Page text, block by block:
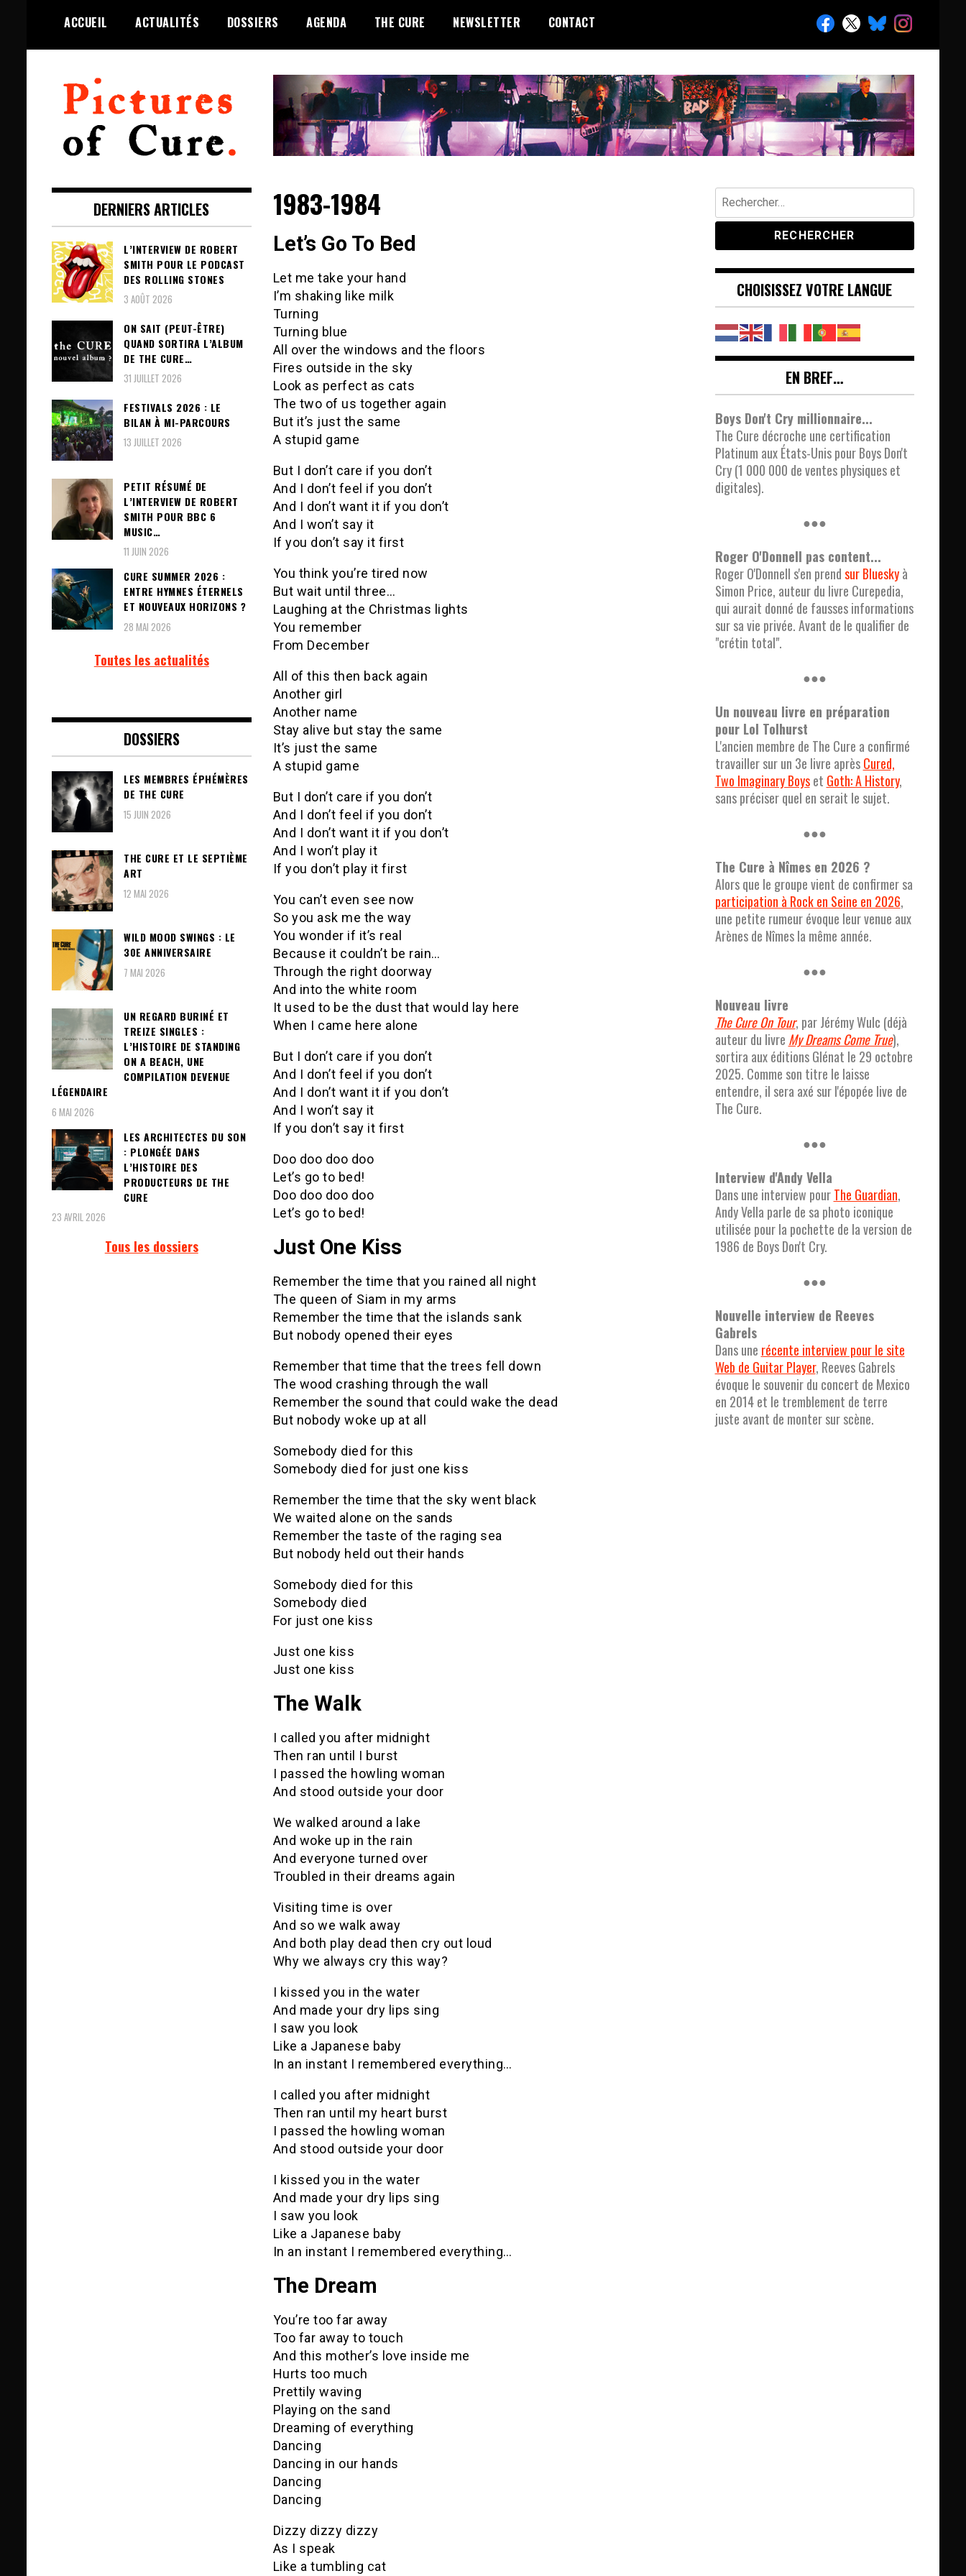
ACCUEIL ACTUALITÉS DOSSIERS AGENDA THE CURE NEWSLETTER CONTACT
Pictures of Cure
2001
1983-1984
Let’s Go To Bed
Let me take your hand
I’m shaking like milk
Turning
Turning blue
All over the windows and the floors
Fires outside in the sky
Look as perfect as cats
The two of us together again
But it’s just the same
A stupid game
But I don’t care if you don’t
And I don’t feel if you don’t
And I don’t want it if you don’t
And I won’t say it
If you don’t say it first
You think you’re tired now
But wait until three…
Laughing at the Christmas lights
You remember
From December
All of this then back again
Another girl
Another name
Stay alive but stay the same
It’s just the same
A stupid game
But I don’t care if you don’t
And I don’t feel if you don’t
And I don’t want it if you don’t
And I won’t play it
If you don’t play it first
You can’t even see now
So you ask me the way
You wonder if it’s real
Because it couldn’t be rain…
Through the right doorway
And into the white room
It used to be the dust that would lay here
When I came here alone
But I don’t care if you don’t
And I don’t feel if you don’t
And I don’t want it if you don’t
And I won’t say it
If you don’t say it first
Doo doo doo doo
Let’s go to bed!
Doo doo doo doo
Let’s go to bed!
Just One Kiss
Remember the time that you rained all night
The queen of Siam in my arms
Remember the time that the islands sank
But nobody opened their eyes
Remember that time that the trees fell down
The wood crashing through the wall
Remember the sound that could wake the dead
But nobody woke up at all
Somebody died for this
Somebody died for just one kiss
Remember the time that the sky went black
We waited alone on the sands
Remember the taste of the raging sea
But nobody held out their hands
Somebody died for this
Somebody died
For just one kiss
Just one kiss
Just one kiss
The Walk
I called you after midnight
Then ran until I burst
I passed the howling woman
And stood outside your door
We walked around a lake
And woke up in the rain
And everyone turned over
Troubled in their dreams again
Visiting time is over
And so we walk away
And both play dead then cry out loud
Why we always cry this way?
I kissed you in the water
And made your dry lips sing
I saw you look
Like a Japanese baby
In an instant I remembered everything…
I called you after midnight
Then ran until my heart burst
I passed the howling woman
And stood outside your door
I kissed you in the water
And made your dry lips sing
I saw you look
Like a Japanese baby
In an instant I remembered everything…
The Dream
You’re too far away
Too far away to touch
And this mother’s love inside me
Hurts too much
Prettily waving
Playing on the sand
Dreaming of everything
Dancing
Dancing in our hands
Dancing
Dancing
Dizzy dizzy dizzy
As I speak
Like a tumbling cat
DERNIERS ARTICLES
L’INTERVIEW DE ROBERT
SMITH POUR LE PODCAST
DES ROLLING STONES
3 AOÛT 2026
ON SAIT (PEUT-ÊTRE)
QUAND SORTIRA L’ALBUM
DE THE CURE…
31 JUILLET 2026
FESTIVALS 2026 : LE
BILAN À MI-PARCOURS
13 JUILLET 2026
PETIT RÉSUMÉ DE
L’INTERVIEW DE ROBERT
SMITH POUR BBC 6
MUSIC…
11 JUIN 2026
CURE SUMMER 2026 :
ENTRE HYMNES ÉTERNELS
ET NOUVEAUX HORIZONS ?
28 MAI 2026
Toutes les actualités
DOSSIERS
LES MEMBRES ÉPHÉMÈRES
DE THE CURE
15 JUIN 2026
THE CURE ET LE SEPTIÈME
ART
12 MAI 2026
WILD MOOD SWINGS : LE
30E ANNIVERSAIRE
7 MAI 2026
UN REGARD BURINÉ ET
TREIZE SINGLES :
L’HISTOIRE DE STANDING
ON A BEACH, UNE
COMPILATION DEVENUE
LÉGENDAIRE
6 MAI 2026
LES ARCHITECTES DU SON
: PLONGÉE DANS
L’HISTOIRE DES
PRODUCTEURS DE THE
CURE
23 AVRIL 2026
Tous les dossiers
Rechercher :
CHOISISSEZ VOTRE LANGUE
EN BREF…
Boys Don't Cry millionnaire...
The Cure décroche une certification
Platinum aux États-Unis pour Boys Don't
Cry (1 000 000 de ventes physiques et
digitales).
●●●
Roger O'Donnell pas content...
Roger O'Donnell s'en prendsur Blueskyà
Simon Price, auteur du livre Curepedia,
qui aurait donné de fausses informations
sur sa vie privée. Avant de le qualifier de
"crétin total".
●●●
Un nouveau livre en préparation
pour Lol Tolhurst
L'ancien membre de The Cure a confirmé
travailler sur un 3e livre aprèsCured,
Two Imaginary Boyset Goth: A History,
sans préciser quel en serait le sujet.
●●●
The Cure à Nîmes en 2026 ?
Alors que le groupe vient de confirmer sa
participation à Rock en Seine en 2026,
une petite rumeur évoque leur venue aux
Arènes de Nîmes la même année.
●●●
Nouveau livre
The Cure On Tour, par Jérémy Wulc (déjà
auteur du livre My Dreams Come True),
sortira aux éditions Glénat le 29 octobre
2025. Comme son titre le laisse
entendre, il sera axé sur l'épopée live de
The Cure.
●●●
Interview d'Andy Vella
Dans une interview pourThe Guardian,
Andy Vella parle de sa photo iconique
utilisée pour la pochette de la version de
1986 de Boys Don't Cry.
●●●
Nouvelle interview de Reeves
Gabrels
Dans une récente interview pour le site
Web de Guitar Player, Reeves Gabrels
évoque le souvenir du concert de Mexico
en 2014 et le tremblement de terre
juste avant de monter sur scène.